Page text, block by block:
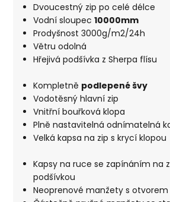
Dvoucestný zip po celé délce
Vodní sloupec10000mm
Prodyšnost 3000g/m2/24h
Větru odolná
Hřejivá podšívka z Sherpa flísu
Kompletně podlepené švy
Vodotěsný hlavní zip
Vnitřní bouřková klopa
Plně nastavitelná odnímatelná
Velká kapsa na zip s krycí klopou
Kapsy na ruce se zapínáním na
podšívkou
Neoprenové manžety s